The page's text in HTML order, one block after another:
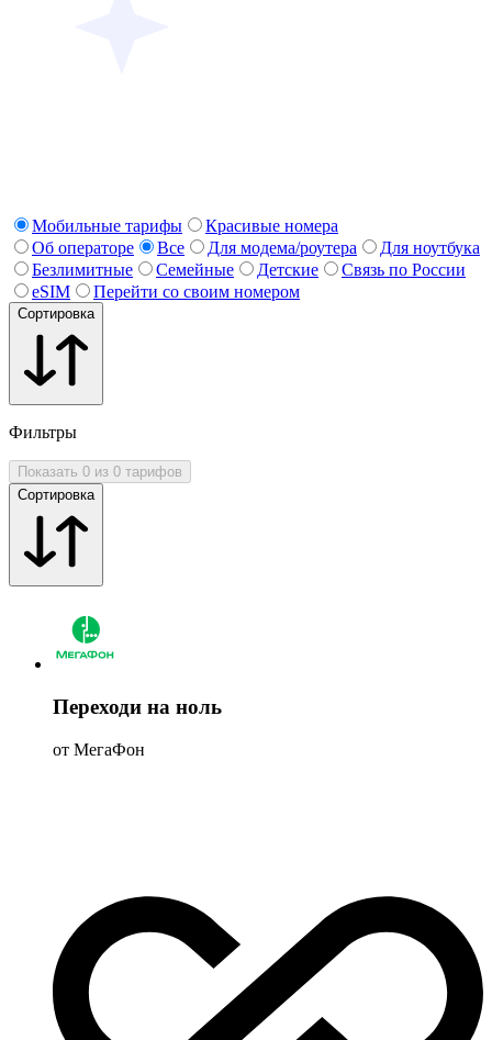
Мобильные тарифы
Красивые номера
Об операторе
Все Для модема/роутера
Для ноутбука
Безлимитные
Семейные Детские
Связь по России
eSIM
Перейти со своим номером
Сортировка
Фильтры
Показать 0 из 0 тарифов
Сортировка
Переходи на ноль
от МегаФон